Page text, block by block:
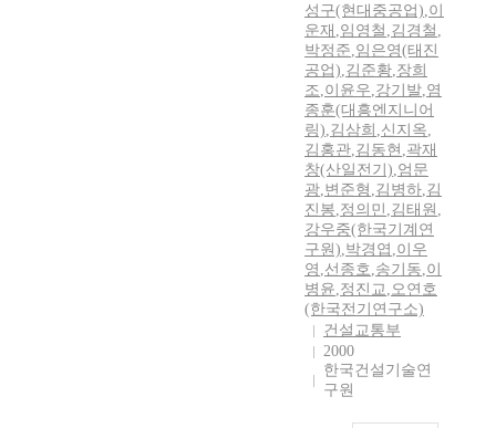
성구(현대중공업),이
운재 ,임영철 ,김경철 ,
박정준,임은영(태진
공업),김준황,장희
조,이윤우,강기발,염
종훈(대흥엔지니어
링),김삼희 ,신지옥,
김홍관,김동현 ,곽재
창(산일전기),엄문
광,변준형 ,김병하,김
진봉,정의민 ,김태원 ,
강우중(한국기계연
구원),박경엽 ,이우
영 ,선종호,송기동,이
병윤,정진교,오연호
(한국전기연구소)
건설교통부
2000
한국건설기술연
구원